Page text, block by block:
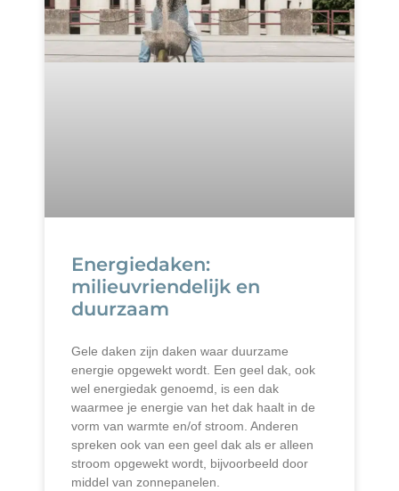
Energiedaken:
milieuvriendelijk en
duurzaam
Gele daken zijn daken waar duurzame
energie opgewekt wordt. Een geel dak, ook
wel energiedak genoemd, is een dak
waarmee je energie van het dak haalt in de
vorm van warmte en/of stroom. Anderen
spreken ook van een geel dak als er alleen
stroom opgewekt wordt, bijvoorbeeld door
middel van zonnepanelen.